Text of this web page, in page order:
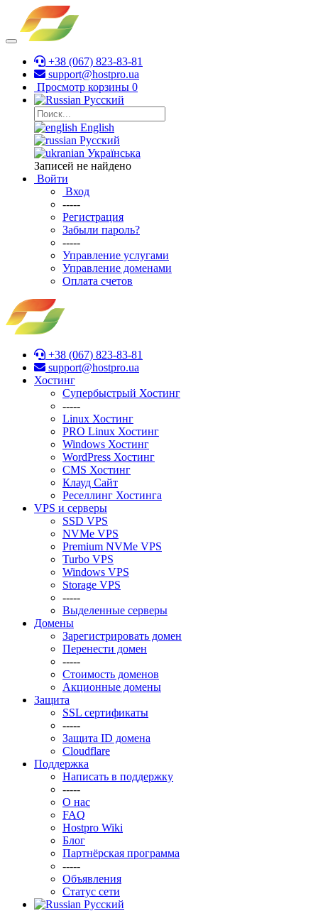
+38 (067) 823-83-81
support@hostpro.ua
Просмотр корзины 0
Русский
English
Русский
Українська
Записей не найдено
Войти
Вход
-----
Регистрация
Забыли пароль?
-----
Управление услугами
Управление доменами
Оплата счетов
+38 (067) 823-83-81
support@hostpro.ua
Хостинг
Супербыстрый Хостинг
-----
Linux Хостинг
PRO Linux Хостинг
Windows Хостинг
WordPress Хостинг
CMS Хостинг
Клауд Сайт
Реселлинг Хостинга
VPS и серверы
SSD VPS
NVMe VPS
Premium NVMe VPS
Turbo VPS
Windows VPS
Stоrage VPS
-----
Выделенные серверы
Домены
Зарегистрировать домен
Перенести домен
-----
Стоимость доменов
Акционные домены
Защита
SSL сертификаты
-----
Защита ID домена
Clоudflare
Поддержка
Написать в поддержку
-----
О нас
FAQ
Hostpro Wiki
Блог
Партнёрская программа
-----
Объявления
Статус сети
Русский